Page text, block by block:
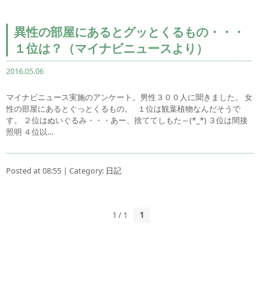
異性の部屋にあるとグッとくるもの・・・
１位は？（マイナビニュースより）
2016.05.06
マイナビニュース実施のアンケート。男性３００人に聞きました。 女
性の部屋にあるとぐっとくるもの。 １位は観葉植物なんだそうで
す。 ２位はぬいぐるみ・・・あー、捨ててしもた～(*_*) ３位は間接
照明 ４位以…
Posted at 08:55 | Category: 日記
1 / 1 1